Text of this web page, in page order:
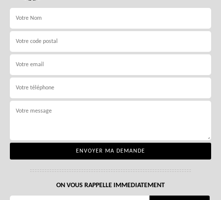
ON VOUS RAPPELLE IMMEDIATEMENT